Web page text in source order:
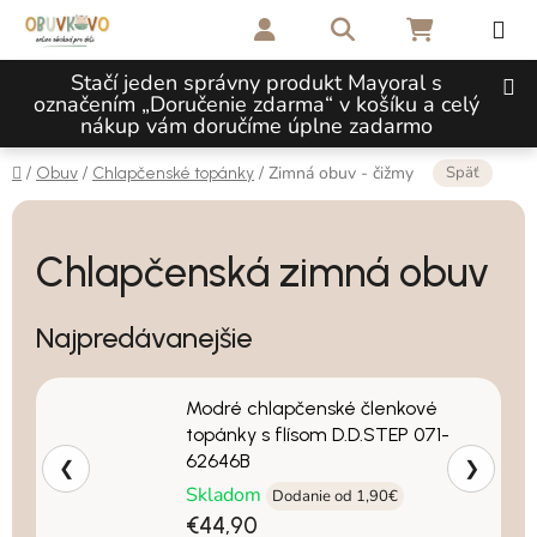
Prejsť na obsah
Stačí jeden správny produkt Mayoral s
označením „Doručenie zdarma“ v košíku a celý
nákup vám doručíme úplne zadarmo
Hľadať NÁKUPNÝ
Domov
/ Obuv / Chlapčenské topánky / Zimná obuv - čižmy Späť
Chlapčenská zimná obuv
Najpredávanejšie
Modré chlapčenské členkové
topánky s flísom D.D.STEP 071-
62646B
Skladom Dodanie od 1,90€
€44,90
❮ ❯